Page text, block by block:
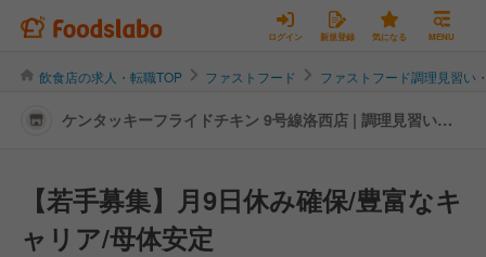
ログイン 新規登録 気になる MENU
飲食店の求人・転職TOP ファストフード ファストフード調理見習い
ケンタッキーフライドチキン 9号線洛西店 | 調理見習い・
【若手募集】月9日休み確保/豊富なキ
ャリア/母体安定